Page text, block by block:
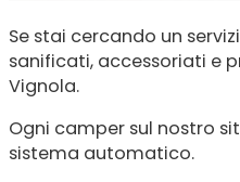
Se stai cercando un
sanificati, accessoriati e
Vignola.
Ogni camper sul nostro
sistema automatico.